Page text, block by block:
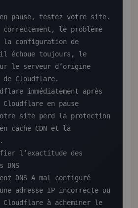
pause, testez votre site.
le problème
la configuration de
échoue toujours, le
le serveur d’origine
de Cloudflare.
immédiatement après
en pause
site perd la protection
cache CDN et la
l’exactitude des
DNS
DNS A mal configuré
adresse IP incorrecte ou
Cloudflare à acheminer le